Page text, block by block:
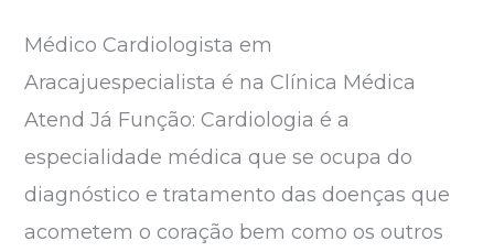
Médico Cardiologista em
Aracajuespecialista é na Clínica Médica
Atend Já Função: Cardiologia é a
especialidade médica que se ocupa do
diagnóstico e tratamento das doenças que
acometem o coração bem como os outros